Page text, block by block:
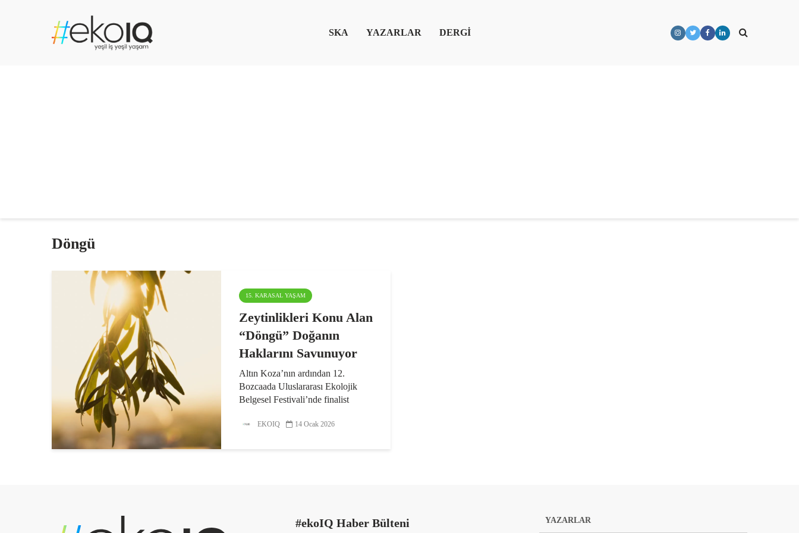
SKA YAZARLAR DERGİ
Döngü
15. KARASAL YAŞAM
Zeytinlikleri Konu Alan
“Döngü” Doğanın
Haklarını Savunuyor
Altın Koza’nın ardından 12.
Bozcaada Uluslararası Ekolojik
Belgesel Festivali’nde finalist
Döngü’nün konusu zeytinlikler.
EKOIQ 14 Ocak 2026
#ekoIQ Haber Bülteni YAZARLAR